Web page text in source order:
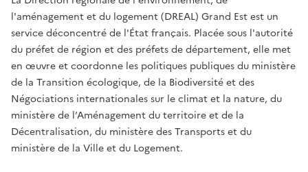
l'aménagement et du logement (DREAL) Grand Est est un
service déconcentré de l'État français. Placée sous l'autorité
du préfet de région et des préfets de département, elle met
en œuvre et coordonne les politiques publiques du ministère
de la Transition écologique, de la Biodiversité et des
Négociations internationales sur le climat et la nature, du
ministère de l’Aménagement du territoire et de la
Décentralisation, du ministère des Transports et du
ministère de la Ville et du Logement.